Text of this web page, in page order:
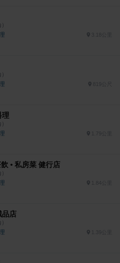
理
• 私房菜 健行店
1.84公里
品店